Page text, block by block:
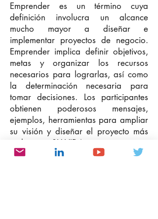
Emprender es un término cuya
definición involucra un alcance
mucho mayor a diseñar e
implementar proyectos de negocio.
Emprender implica definir objetivos,
metas y organizar los recursos
necesarios para lograrlas, así como
la determinación necesaria para
tomar decisiones. Los participantes
obtienen poderosos mensajes,
ejemplos, herramientas para ampliar
su visión y diseñar el proyecto más
ambicioso: SU VIDA.